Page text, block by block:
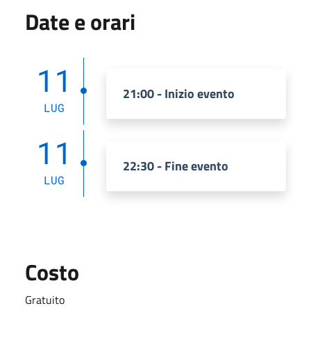
Date e orari
11
LUG
21:00 - Inizio evento
11
LUG
22:30 - Fine evento
Costo
Gratuito